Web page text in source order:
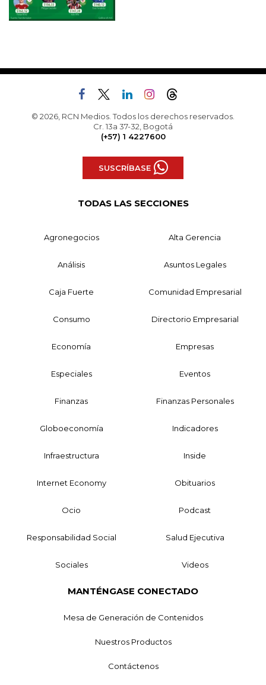
© 2026, RCN Medios. Todos los derechos reservados.
Cr. 13a 37-32, Bogotá
(+57) 1 4227600
SUSCRÍBASE
TODAS LAS SECCIONES
Agronegocios Alta Gerencia
Análisis Asuntos Legales
Caja Fuerte Comunidad Empresarial
Consumo Directorio Empresarial
Economía Empresas
Especiales Eventos
Finanzas Finanzas Personales
Globoeconomía Indicadores
Infraestructura Inside
Internet Economy Obituarios
Ocio Podcast
Responsabilidad Social Salud Ejecutiva
Sociales Videos
MANTÉNGASE CONECTADO
Mesa de Generación de Contenidos
Nuestros Productos
Contáctenos